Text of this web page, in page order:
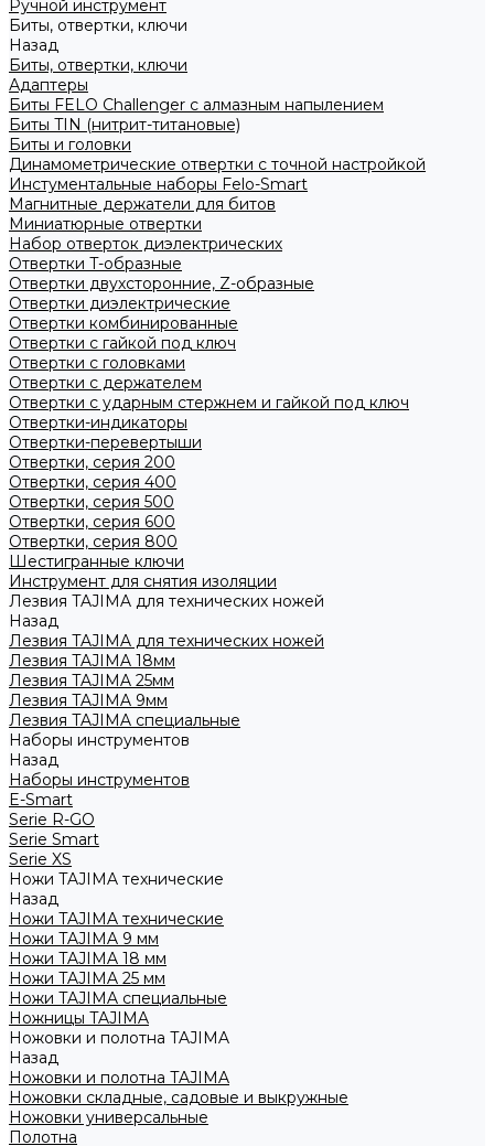
Ручной инструмент
Биты, отвертки, ключи
Назад
Биты, отвертки, ключи
Адаптеры
Биты FELO Challenger с алмазным напылением
Биты TIN (нитрит-титановые)
Биты и головки
Динамометрические отвертки с точной настройкой
Инстументальные наборы Felo-Smart
Магнитные держатели для битов
Миниатюрные отвертки
Набор отверток диэлектрических
Отвертки T-образные
Отвертки двухсторонние, Z-образные
Отвертки диэлектрические
Отвертки комбинированные
Отвертки с гайкой под ключ
Отвертки с головками
Отвертки с держателем
Отвертки с ударным стержнем и гайкой под ключ
Отвертки-индикаторы
Отвертки-перевертыши
Отвертки, серия 200
Отвертки, серия 400
Отвертки, серия 500
Отвертки, серия 600
Отвертки, серия 800
Шестигранные ключи
Инструмент для снятия изоляции
Лезвия TAJIMA для технических ножей
Назад
Лезвия TAJIMA для технических ножей
Лезвия TAJIMA 18мм
Лезвия TAJIMA 25мм
Лезвия TAJIMA 9мм
Лезвия TAJIMA специальные
Наборы инструментов
Назад
Наборы инструментов
E-Smart
Serie R-GO
Serie Smart
Serie XS
Ножи TAJIMA технические
Назад
Ножи TAJIMA технические
Ножи TAJIMA 9 мм
Ножи TAJIMA 18 мм
Ножи TAJIMA 25 мм
Ножи TAJIMA специальные
Ножницы TAJIMA
Ножовки и полотна TAJIMA
Назад
Ножовки и полотна TAJIMA
Ножовки складные, садовые и выкружные
Ножовки универсальные
Полотна